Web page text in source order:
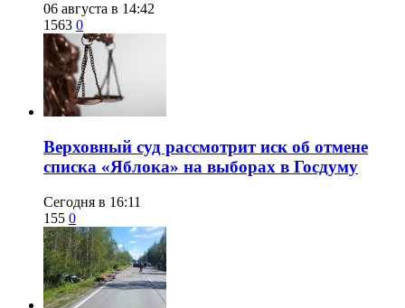
06 августа в 14:42
1563 0
​Верховный суд рассмотрит иск об отмене
списка «Яблока» на выборах в Госдуму
Сегодня в 16:11
155 0